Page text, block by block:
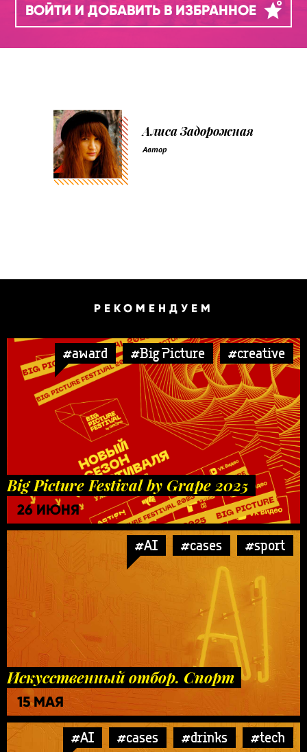
ВОЙТИ И ДОБАВИТЬ В ИЗБРАННОЕ
Алиса Задорожная
Автор
РЕКОМЕНДУЕМ
#award #Big Picture #creative
Big Picture Festival by Grape 2025
26 ИЮНЯ
#AI #cases #sport
Искусственный отбор. Спорт
15 МАЯ
#AI #cases #drinks #tech